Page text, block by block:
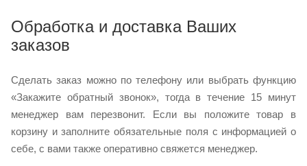
Обработка и доставка Ваших
заказов
Сделать заказ можно по телефону или выбрать функцию
«Закажите обратный звонок», тогда в течение 15 минут
менеджер вам перезвонит. Если вы положите товар в
корзину и заполните обязательные поля с информацией о
себе, с вами также оперативно свяжется менеджер.